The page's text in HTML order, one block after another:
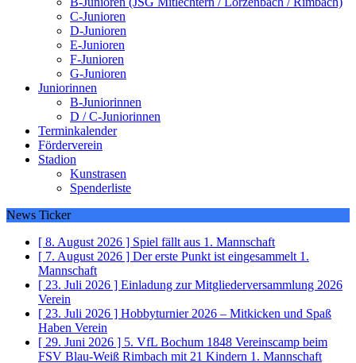
C-Junioren
D-Junioren
E-Junioren
F-Junioren
G-Junioren
Juniorinnen
B-Juniorinnen
D / C-Juniorinnen
Terminkalender
Förderverein
Stadion
Kunstrasen
Spenderliste
News Ticker
[ 8. August 2026 ] Spiel fällt aus 1. Mannschaft
[ 7. August 2026 ] Der erste Punkt ist eingesammelt 1.
Mannschaft
[ 23. Juli 2026 ] Einladung zur Mitgliederversammlung 2026
Verein
[ 23. Juli 2026 ] Hobbyturnier 2026 – Mitkicken und Spaß
Haben Verein
[ 29. Juni 2026 ] 5. VfL Bochum 1848 Vereinscamp beim
FSV Blau-Weiß Rimbach mit 21 Kindern 1. Mannschaft